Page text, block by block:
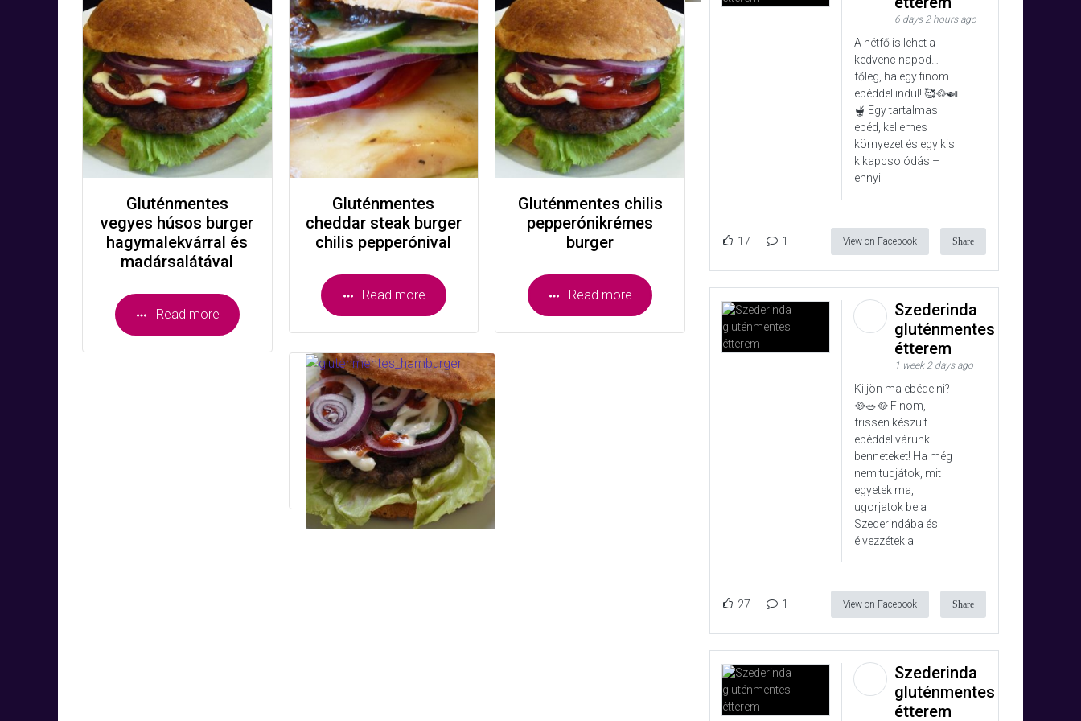
Gluténmentes
vegyes húsos burger
hagymalekvárral és
madársalátával
Read more
Gluténmentes
cheddar steak burger
chilis pepperónival
Read more
Gluténmentes BBQ
burger
Read more
Gluténmentes chilis
pepperónikrémes
burger
Read more
6 days 2 hours ago
A hétfő is lehet a
kedvenc napod…
főleg, ha egy finom
ebéddel indul! 🥰🥘🍛
🫕 Egy tartalmas
ebéd, kellemes
környezet és egy kis
kikapcsolódás –
ennyi
17 1 View on Facebook Share
Szederinda
gluténmentes
étterem
1 week 2 days ago
Ki jön ma ebédelni?
🥘🥗🥘 Finom,
frissen készült
ebéddel várunk
benneteket! Ha még
nem tudjátok, mit
egyetek ma,
ugorjatok be a
Szederindába és
élvezzétek a
27 1 View on Facebook Share
Szederinda
gluténmentes
étterem